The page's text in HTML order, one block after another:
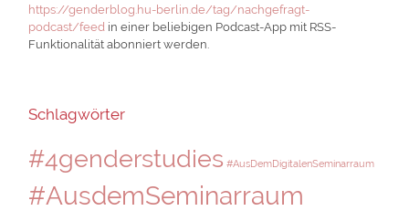
https://genderblog.hu-berlin.de/tag/nachgefragt-
podcast/feed in einer beliebigen Podcast-App mit RSS-
Funktionalität abonniert werden.
Schlagwörter
#4genderstudies #AusDemDigitalenSeminarraum
#AusdemSeminarraum